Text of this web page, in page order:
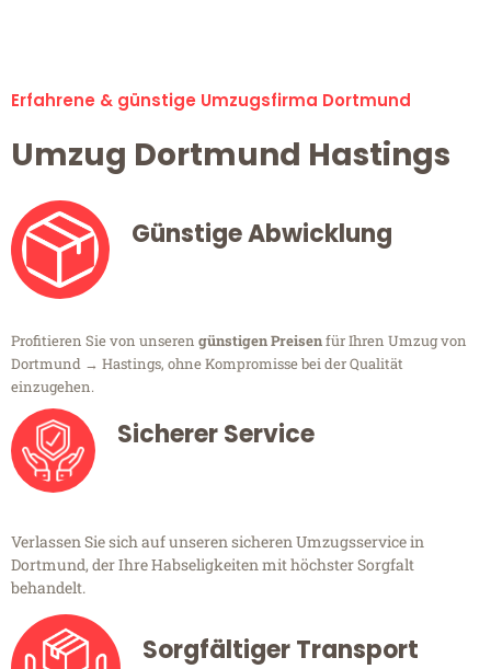
Erfahrene & günstige Umzugsfirma Dortmund
Umzug Dortmund Hastings
Günstige Abwicklung
Profitieren Sie von unseren günstigen Preisenfür Ihren Umzug von
Dortmund → Hastings, ohne Kompromisse bei der Qualität
einzugehen.
Sicherer Service
Verlassen Sie sich auf unseren sicheren Umzugsservice in
Dortmund, der Ihre Habseligkeiten mit höchster Sorgfalt
behandelt.
Sorgfältiger Transport